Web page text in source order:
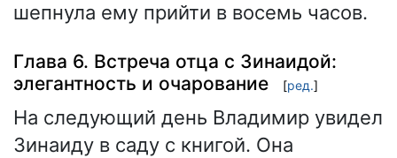
шепнула ему прийти в восемь часов.
Глава 6. Встреча отца с Зинаидой:
элегантность и очарование
[ред.]
На следующий день Владимир увидел
Зинаиду в саду с книгой. Она